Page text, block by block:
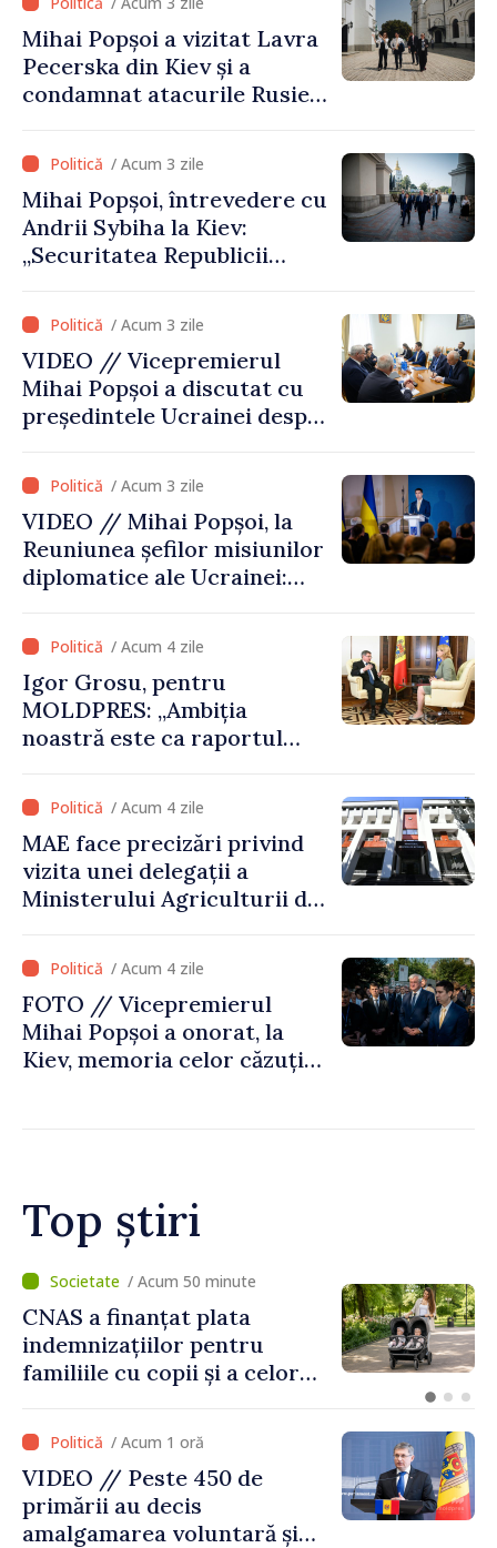
vizite a fost o eroare de
evaluare și de coordonare
instituțională”
Mihai Popșoi a vizitat Lavra
Pecerska din Kiev și a
condamnat atacurile Rusiei
cultural al Ucrainei
/ Acum 3 zile
Mihai Popșoi, întrevedere cu
Andrii Sybiha la Kiev:
„Securitatea Republicii
de securitatea Ucrainei”
/ Acum 3 zile
VIDEO // Vicepremierul
Mihai Popșoi a discutat cu
președintele Ucrainei despre
hidrologice din bazinul
râului Nistru și proiecte
comune în infrastructură și
energie
/ Acum 3 zile
VIDEO // Mihai Popșoi, la
Reuniunea șefilor misiunilor
diplomatice ale Ucrainei:
alegerea. Ne-am alăturat
Ucrainei”/ Acum 4 zile
Igor Grosu, pentru
MOLDPRES: „Ambiția
noastră este ca raportul
an să fie și mai bun”
/ Acum 4 zile
MAE face precizări privind
vizita unei delegații a
Ministerului Agriculturii din
/ Acum 4 zile
FOTO // Vicepremierul
Mihai Popșoi a onorat, la
Kiev, memoria celor căzuți
Top știri
/ Acum 59 minute
VIDEO // Șoferii sunt
avertizați să respecte
restricțiile de circulație pe
desfășoară lucrări de
reparație/ Acum 1 oră
VIDEO // Peste 450 de
primării au decis
amalgamarea voluntară și